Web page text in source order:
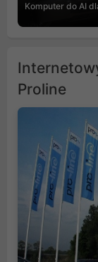
Komputer do AI
Proline